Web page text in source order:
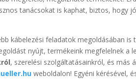
tanácsokat is kaphat, biztos, hogy
kábelezési feladatok megoldásában is
nyújt, termékeink megfelelnek a
, szerelési szolgáltatásainkról, és más
weboldalon! Egyéni kérésével,